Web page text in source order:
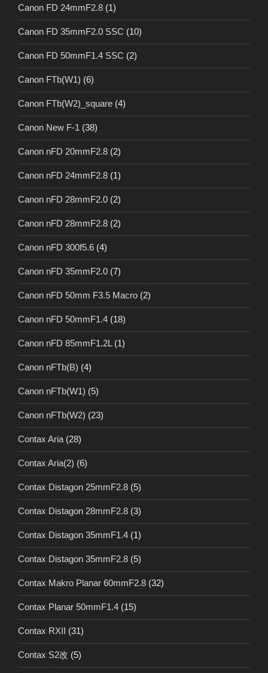
Canon FD 24mmF2.8 (1)
Canon FD 35mmF2.0 SSC (10)
Canon FD 50mmF1.4 SSC (2)
Canon FTb(W1) (6)
Canon FTb(W2)_square (4)
Canon New F-1 (38)
Canon nFD 20mmF2.8 (2)
Canon nFD 24mmF2.8 (1)
Canon nFD 28mmF2.0 (2)
Canon nFD 28mmF2.8 (2)
Canon nFD 300f5.6 (4)
Canon nFD 35mmF2.0 (7)
Canon nFD 50mm F3.5 Macro (2)
Canon nFD 50mmF1.4 (18)
Canon nFD 85mmF1.2L (1)
Canon nFTb(B) (4)
Canon nFTb(W1) (5)
Canon nFTb(W2) (23)
Contax Aria (28)
Contax Aria(2) (6)
Contax Distagon 25mmF2.8 (5)
Contax Distagon 28mmF2.8 (3)
Contax Distagon 35mmF1.4 (1)
Contax Distagon 35mmF2.8 (5)
Contax Makro Planar 60mmF2.8 (32)
Contax Planar 50mmF1.4 (15)
Contax RXII (31)
Contax S2改 (5)